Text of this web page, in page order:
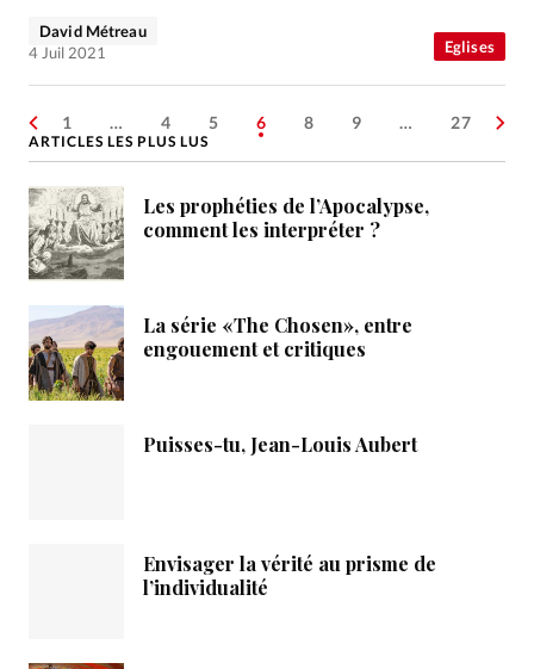
Eglises
David Métreau
4 Juil 2021
1 … 4 5 6 8 9 … 27
ARTICLES LES PLUS LUS
Les prophéties de l’Apocalypse,
comment les interpréter ?
La série «The Chosen», entre
engouement et critiques
Puisses-tu, Jean-Louis Aubert
Envisager la vérité au prisme de
l’individualité